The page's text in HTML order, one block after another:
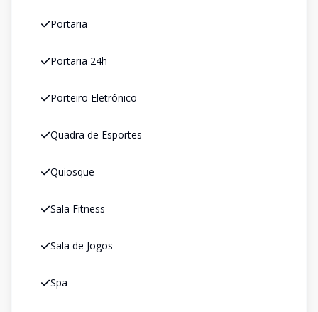
Portaria
Portaria 24h
Porteiro Eletrônico
Quadra de Esportes
Quiosque
Sala Fitness
Sala de Jogos
Spa